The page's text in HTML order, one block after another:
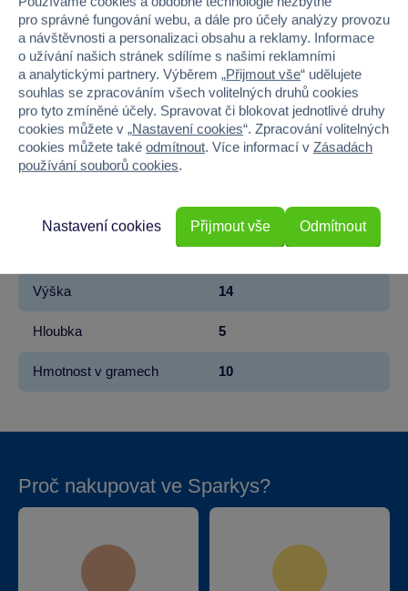
Kód produktu 52-29918Z
Značka Moravská Ústředna
Licence Zdeněk Miler
Řada Krteček
Věk od
HOLKA, KLUK
8
Výška 14
Hloubka 5
Hmotnost v gramech 10
Proč nakupovat ve Sparkys?
pro správné fungování webu, a dále pro účely analýzy provozu
a návštěvnosti a personalizaci obsahu a reklamy. Informace
o užívání našich stránek sdílíme s našimi reklamními
a analytickými partnery. Výběrem „Přijmout vše“ udělujete
souhlas se zpracováním všech volitelných druhů cookies
pro tyto zmíněné účely. Spravovat či blokovat jednotlivé druhy
cookies můžete v „Nastavení cookies“. Zpracování volitelných
cookies můžete také odmítnout. Více informací v Zásadách
používání souborů cookies.
Odmítnout
Nastavení cookies Přijmout vše